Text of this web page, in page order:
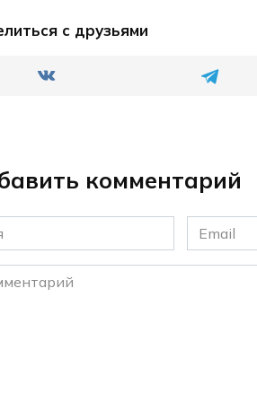
с друзьями
комментарий
Email
*